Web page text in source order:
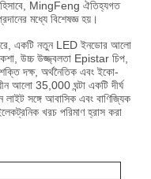
হিসাবে, MingFeng ঐতিহ্যগত
মধ্যে বিশেষজ্ঞ হয়।
একটি নতুন LED ইনডোর আলো
নকশা, উচ্চ উজ্জ্বলতা Epistar চিপ,
শক্তি দক্ষ, অর্থনৈতিক এবং ইকো-
আলো 35,000 ঘন্টা একটি দীর্ঘ
সঙ্গে আবাসিক এবং বাণিজ্যিক
খরচ পরিমাণ হ্রাস করা